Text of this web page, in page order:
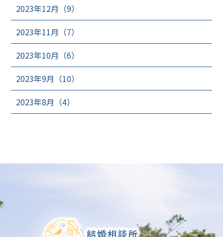
2023年12月（9）
2023年11月（7）
2023年10月（6）
2023年9月（10）
2023年8月（4）